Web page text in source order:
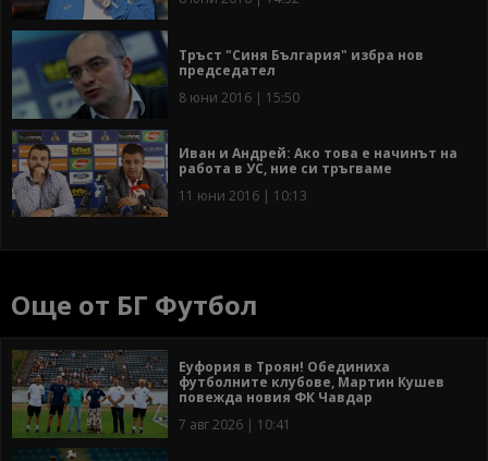
Тръст "Синя България" избра нов
председател
8 юни 2016 | 15:50
Иван и Андрей: Ако това е начинът на
работа в УС, ние си тръгваме
11 юни 2016 | 10:13
Още от БГ Футбол
Еуфория в Троян! Обединиха
футболните клубове, Мартин Кушев
повежда новия ФК Чавдар
7 авг 2026 | 10:41